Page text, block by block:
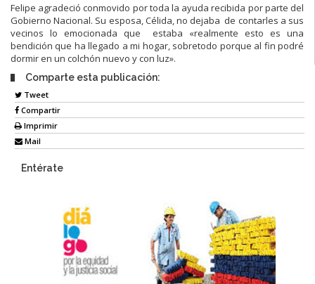
Felipe agradeció conmovido por toda la ayuda recibida por parte del
Gobierno Nacional. Su esposa, Célida, no dejaba de contarles a sus
vecinos lo emocionada que estaba «realmente esto es una
bendición que ha llegado a mi hogar, sobretodo porque al fin podré
dormir en un colchón nuevo y con luz».
Comparte esta publicación:
Tweet
Compartir
Imprimir
Mail
Entérate